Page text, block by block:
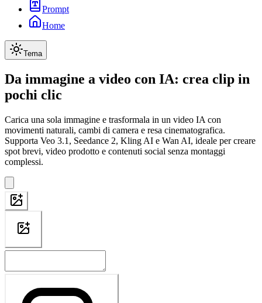
Prompt
Home
Tema
Da immagine a video con IA: crea clip in
pochi clic
Carica una sola immagine e trasformala in un video IA con
movimenti naturali, cambi di camera e resa cinematografica.
Supporta Veo 3.1, Seedance 2, Kling AI e Wan AI, ideale per creare
spot brevi, video prodotto e contenuti social senza montaggi
complessi.